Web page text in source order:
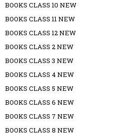
BOOKS CLASS 10 NEW
BOOKS CLASS 11 NEW
BOOKS CLASS 12 NEW
BOOKS CLASS 2 NEW
BOOKS CLASS 3 NEW
BOOKS CLASS 4 NEW
BOOKS CLASS 5 NEW
BOOKS CLASS 6 NEW
BOOKS CLASS 7 NEW
BOOKS CLASS 8 NEW